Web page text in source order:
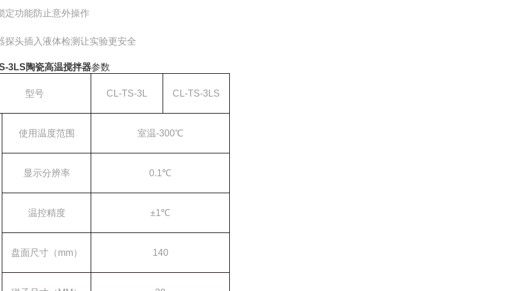
定功能防止意外操作
探头插入液体检测让实验更安全
3LS陶瓷高温搅拌器参数
型号 CL-TS-3L CL-TS-3LS
使用温度范围 室温-300℃
显示分辨率 0.1℃
温控精度 ±1℃
盘面尺寸（mm） 140